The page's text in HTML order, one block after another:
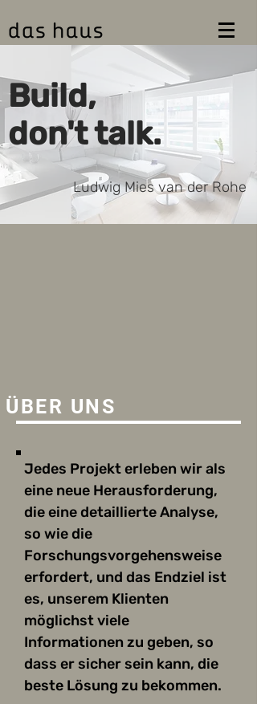
Ludwig Mies van der Rohe
Build,
don't talk.
ÜBER UNS
Jedes Projekt erleben wir als
eine neue Herausforderung,
die eine detaillierte Analyse,
so wie die
Forschungsvorgehensweise
erfordert, und das Endziel ist
es, unserem Klienten
möglichst viele
Informationen zu geben, so
dass er sicher sein kann, die
beste Lösung zu bekommen.